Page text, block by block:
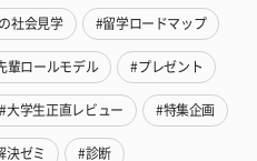
社会見学 #留学ロードマップ
輩ロールモデル #プレゼント
#大学生正直レビュー #特集企画
決ゼミ #診断